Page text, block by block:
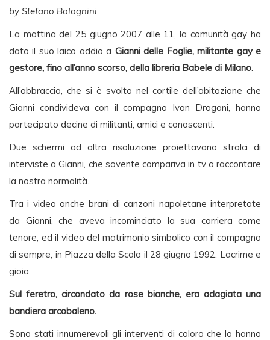
by Stefano Bolognini
La mattina del 25 giugno 2007 alle 11, la comunità gay ha
dato il suo laico addio a Gianni delle Foglie, militante gay e
gestore, fino all’anno scorso, della libreria Babele di Milano.
All’abbraccio, che si è svolto nel cortile dell’abitazione che
Gianni condivideva con il compagno Ivan Dragoni, hanno
partecipato decine di militanti, amici e conoscenti.
Due schermi ad altra risoluzione proiettavano stralci di
interviste a Gianni, che sovente compariva in tv a raccontare
la nostra normalità.
Tra i video anche brani di canzoni napoletane interpretate
da Gianni, che aveva incominciato la sua carriera come
tenore, ed il video del matrimonio simbolico con il compagno
di sempre, in Piazza della Scala il 28 giugno 1992. Lacrime e
gioia.
Sul feretro, circondato da rose bianche, era adagiata una
bandiera arcobaleno.
Sono stati innumerevoli gli interventi di coloro che lo hanno